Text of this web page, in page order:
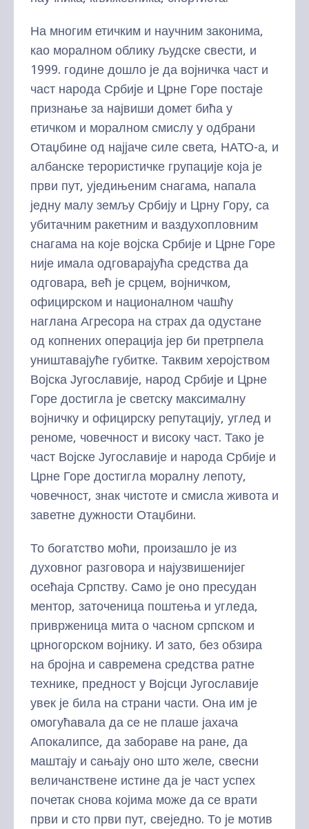
На многим етичким и научним законима,
као моралном облику људске свести, и
1999. године дошло је да војничка част и
част народа Србије и Црне Горе постаје
признање за највиши домет бића у
етичком и моралном смислу у одбрани
Отаџбине од најјаче силе света, НАТО-а, и
албанске терористичке групације која је
први пут, уједињеним снагама, напала
једну малу земљу Србију и Црну Гору, са
убитачним ракетним и ваздухопловним
снагама на које војска Србије и Црне Горе
није имала одговарајућа средства да
одговара, већ је срцем, војничком,
официрском и националном чашћу
наглана Агресора на страх да одустане
од копнених операција јер би претрпела
уништавајуће губитке. Таквим херојством
Војска Југославије, народ Србије и Црне
Горе достигла је светску максималну
војничку и официрску репутацију, углед и
реноме, човечност и високу част. Тако је
част Војске Југославије и народа Србије и
Црне Горе достигла моралну лепоту,
човечност, знак чистоте и смисла живота и
заветне дужности Отаџбини.
То богатство моћи, произашло је из
духовног разговора и најузвишенијег
осећаја Српству. Само је оно пресудан
ментор, заточеница поштења и угледа,
приврженица мита о часном српском и
црногорском војнику. И зато, без обзира
на бројна и савремена средства ратне
технике, предност у Војсци Југославије
увек је била на страни части. Она им је
омогућавала да се не плаше јахача
Апокалипсе, да забораве на ране, да
маштају и сањају оно што желе, свесни
величанствене истине да је част успех
почетак снова којима може да се врати
први и сто први пут, свеједно. То је мотив